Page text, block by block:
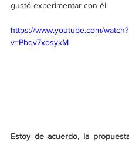
gustó experimentar con él.
https://www.youtube.com/watch?
v=Pbqv7xosykM
Estoy de acuerdo, la